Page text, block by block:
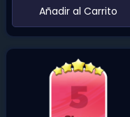
‌Añadir al Carrito‌